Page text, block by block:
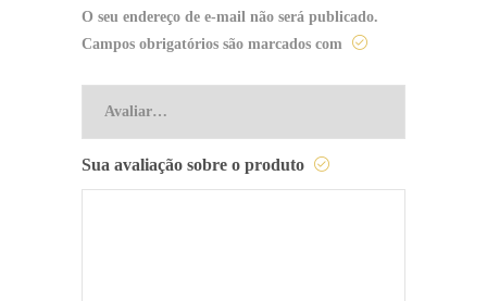
O seu endereço de e-mail não será publicado.
Campos obrigatórios são marcados com
Sua avaliação sobre o produto